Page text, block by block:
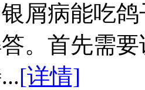
屑病能吃
。首先需
[详情]